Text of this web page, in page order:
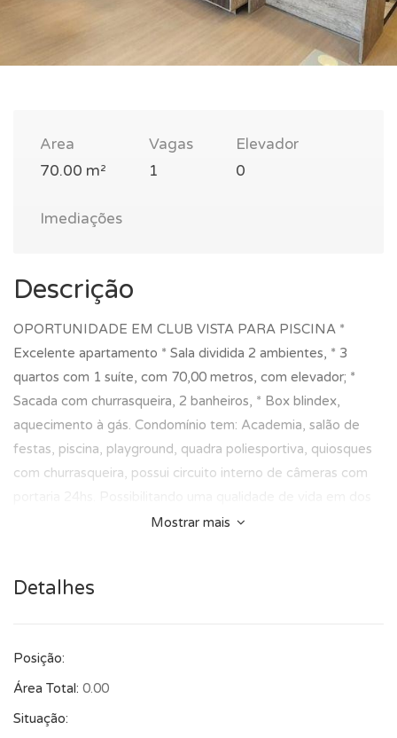
Area
70.00 m²
Vagas
1
Elevador
0
Imediações
Descrição
OPORTUNIDADE EM CLUB VISTA PARA PISCINA *
Excelente apartamento * Sala dividida 2 ambientes, * 3
quartos com 1 suíte, com 70,00 metros, com elevador; *
Sacada com churrasqueira, 2 banheiros, * Box blindex,
aquecimento à gás. Condomínio tem: Academia, salão de
festas, piscina, playground, quadra poliesportiva, quiosques
com churrasqueira, possui circuito interno de câmeras com
condomínio clube mais completo da região do Capão Raso.
Mostrar mais
Detalhes
Posição:
Área Total: 0.00
Situação: